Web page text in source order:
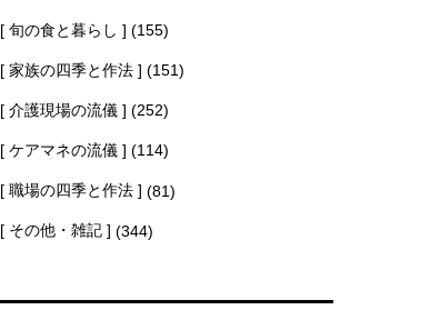
[ 旬の食と暮らし ] (155)
[ 家族の四季と作法 ] (151)
[ 介護現場の流儀 ] (252)
[ ケアマネの流儀 ] (114)
[ 職場の四季と作法 ] (81)
[ その他・雑記 ] (344)